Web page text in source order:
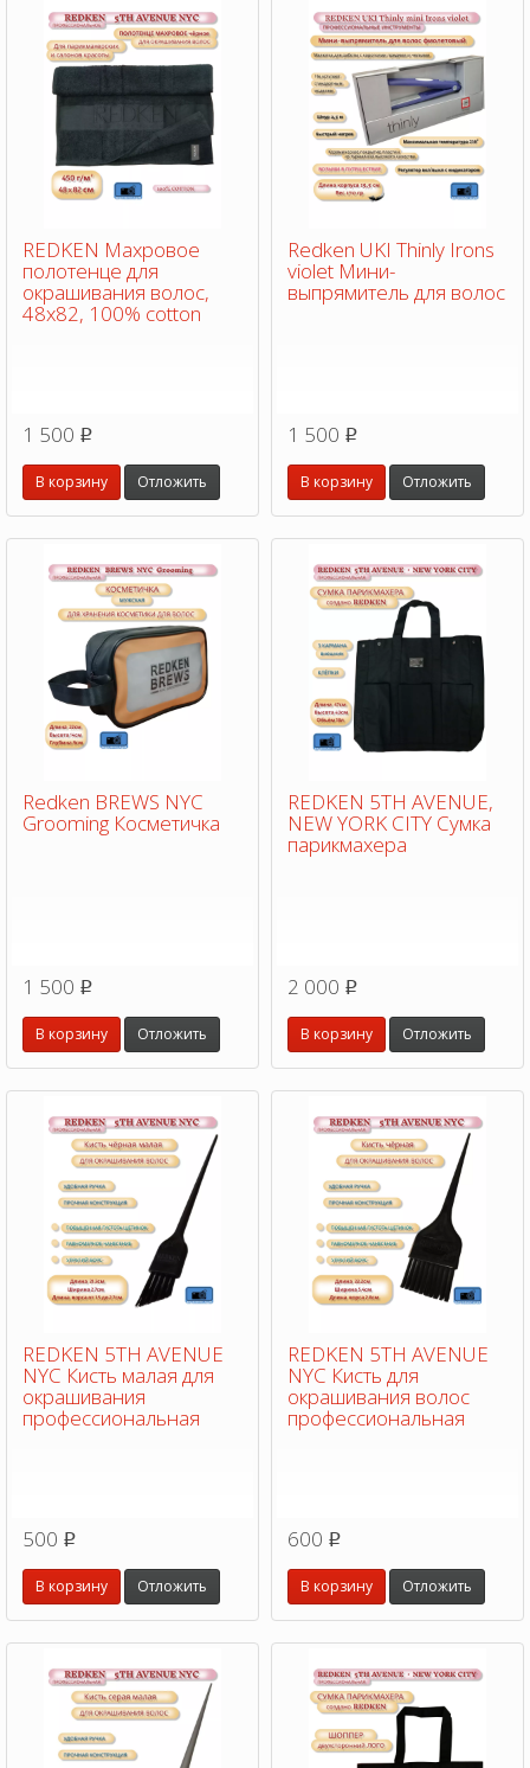
REDKEN Махровое
полотенце для
окрашивания волос,
48х82, 100% cotton
1 500 p
В корзину Отложить
Redken UKI Thinly Irons
violet Мини-
выпрямитель для волос
1 500 p
В корзину Отложить
Redken BREWS NYC
Grooming Косметичка
1 500 p
В корзину Отложить
REDKEN 5TH AVENUE,
NEW YORK CITY Сумка
парикмахера
2 000 p
В корзину Отложить
REDKEN 5TH AVENUE
NYC Кисть малая для
окрашивания
профессиональная
500 p
В корзину Отложить
REDKEN 5TH AVENUE
NYC Кисть для
окрашивания волос
профессиональная
600 p
В корзину Отложить